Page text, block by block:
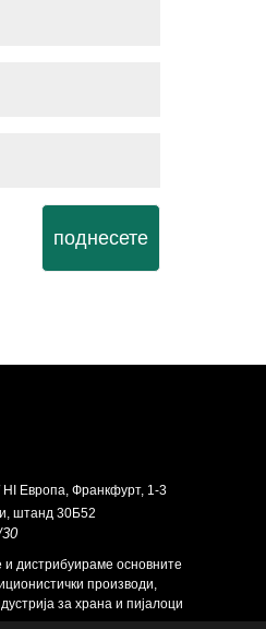
поднесете
HI Европа, Франкфурт, 1-3
штанд 30Б52
дистрибуираме основните
производи,
за храна и пијалоци
капацитети со седиште во од